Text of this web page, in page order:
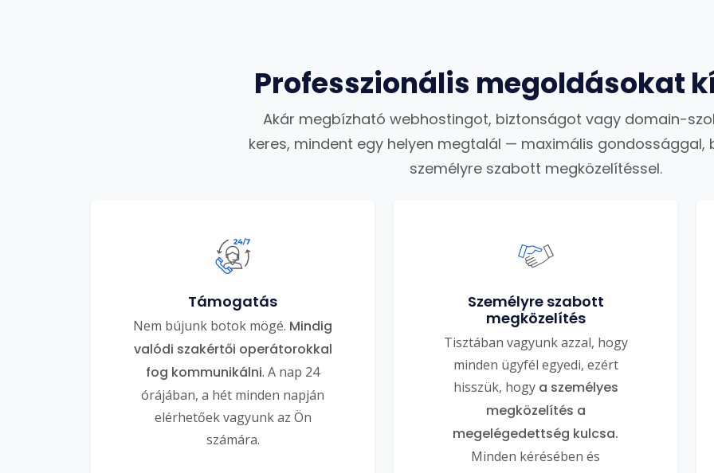
Professzionális megoldásokat
Akár megbízható webhostingot, biztonságot vagy domain-
keres, mindent egy helyen megtalál — maximális gondossággal,
személyre szabott megközelítéssel.
Támogatás
Nem bújunk botok mögé. Mindig
valódi szakértői operátorokkal
fog kommunikálni. A nap 24
órájában, a hét minden napján
elérhetőek vagyunk az Ön
számára.
Személyre szabott
megközelítés
Tisztában vagyunk azzal, hogy
minden ügyfél egyedi, ezért
hisszük, hogy a személyes
megközelítés a
megelégedettség kulcsa.
Minden kérésében és